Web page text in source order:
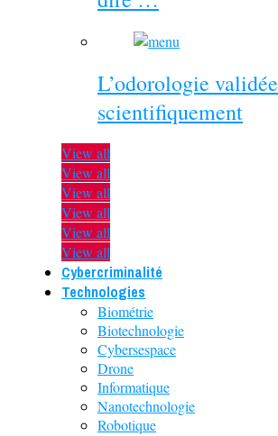
L’odorologie validée
scientifiquement
View all
View all
View all
View all
View all
View all
Cybercriminalité
Technologies
Biométrie
Biotechnologie
Cybersespace
Drone
Informatique
Nanotechnologie
Robotique